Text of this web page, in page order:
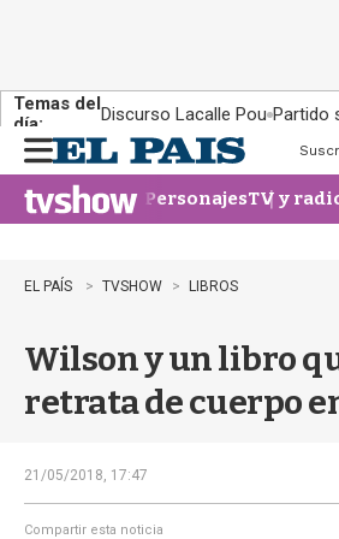
Temas del
día:
Discurso Lacalle Pou Partido
n
u
PersonajesTV y
EL PAÍS TVSHOW LIBROS
Wilson y un libro
retrata de cuerpo
21/05/2018, 17:47
Compartir esta noticia